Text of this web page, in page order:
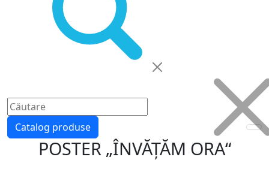
Catalog produse
POSTER „ÎNVĂȚĂM ORA“